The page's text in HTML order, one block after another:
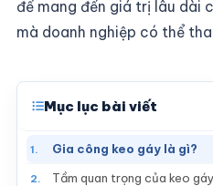
để mang đến giá trị lâu dài
mà doanh nghiệp có thể
Mục lục bài viết
1. Gia công keo gáy là gì?
2. Tầm quan trọng của keo gáy